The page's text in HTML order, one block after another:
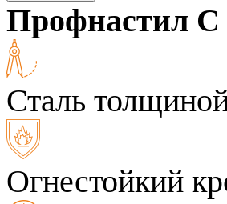
Профнастил C
Сталь
Огнестойкий